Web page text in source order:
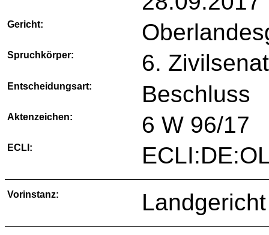
Gericht:
Spruchkörper: 6. Zivilsenat
Entscheidungsart: Beschluss
Aktenzeichen: 6 W 96/17
ECLI:
Vorinstanz: